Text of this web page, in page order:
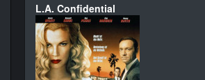
L.A. Confidential